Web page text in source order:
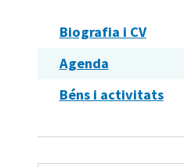
Biografia i CV
Agenda
Béns i activitats